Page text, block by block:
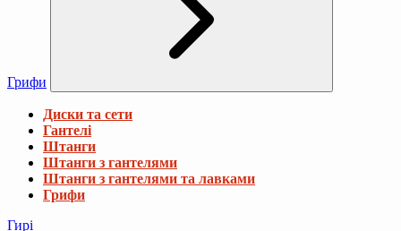
Грифи
Диски та сети
Гантелі
Штанги
Штанги з гантелями
Штанги з гантелями та лавками
Грифи
Гирі